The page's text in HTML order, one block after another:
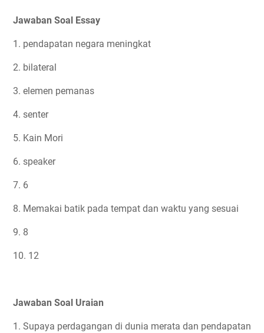
Jawaban Soal Essay
1. pendapatan negara meningkat
2. bilateral
3. elemen pemanas
4. senter
5. Kain Mori
6. speaker
7. 6
8. Memakai batik pada tempat dan waktu yang sesuai
9. 8
10. 12
Jawaban Soal Uraian
1. Supaya perdagangan di dunia merata dan pendapatan